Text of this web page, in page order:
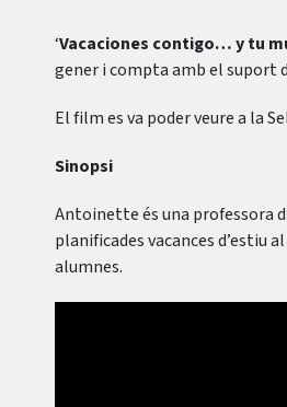
‘Vacaciones contigo… y tu
gener i compta amb el suport
El film es va poder veure a la
Sinopsi
Antoinette és una professora
planificades vacances d’estiu
alumnes.